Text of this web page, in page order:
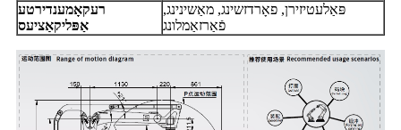
רעקאָמענדירטע
אַפּליקאַציעס
פּאַלעטיזירן, פאָרדזשינג, מאַשינינג,
פֿאַרזאַמלונג